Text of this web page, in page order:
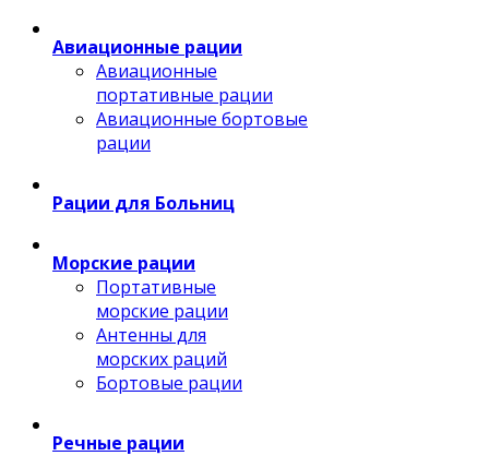
Авиационные рации
Авиационные
портативные рации
Авиационные бортовые
рации
Рации для Больниц
Морские рации
Портативные
морские рации
Антенны для
морских раций
Бортовые рации
Речные рации